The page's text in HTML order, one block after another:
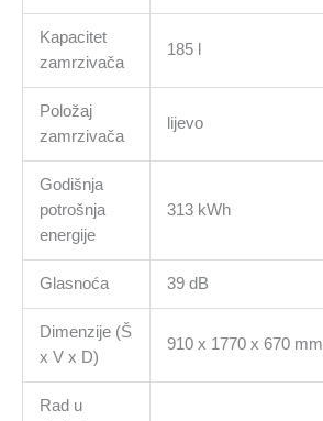
Kapacitet
zamrzivača
185 l
Položaj
zamrzivača
lijevo
Godišnja
potrošnja
energije
313 kWh
Glasnoća 39 dB
Dimenzije (Š
x V x D)
910 x 1770 x 670 mm
Rad u